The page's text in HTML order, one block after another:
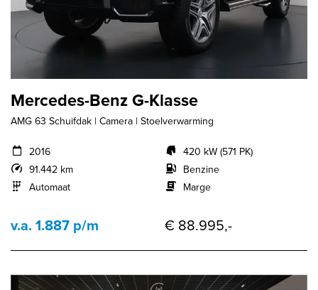
Mercedes-Benz G-Klasse
AMG 63 Schuifdak | Camera | Stoelverwarming
2016
91.442 km
Automaat
420 kW (571 PK)
Benzine
Marge
v.a. 1.887 p/m € 88.995,-